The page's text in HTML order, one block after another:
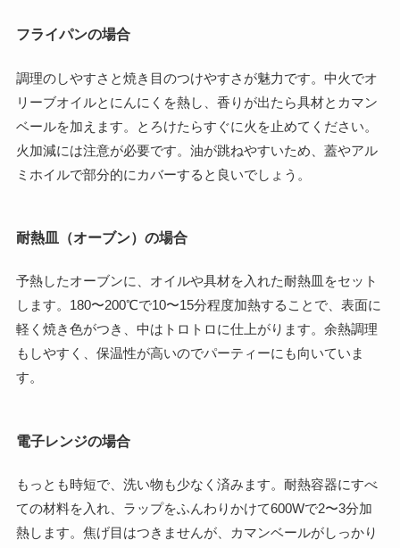
フライパンの場合
調理のしやすさと焼き目のつけやすさが魅力です。中火でオ
リーブオイルとにんにくを熱し、香りが出たら具材とカマン
ベールを加えます。とろけたらすぐに火を止めてください。
火加減には注意が必要です。油が跳ねやすいため、蓋やアル
ミホイルで部分的にカバーすると良いでしょう。
耐熱皿（オーブン）の場合
予熱したオーブンに、オイルや具材を入れた耐熱皿をセット
します。180〜200℃で10〜15分程度加熱することで、表面に
軽く焼き色がつき、中はトロトロに仕上がります。余熱調理
もしやすく、保温性が高いのでパーティーにも向いていま
す。
電子レンジの場合
もっとも時短で、洗い物も少なく済みます。耐熱容器にすべ
ての材料を入れ、ラップをふんわりかけて600Wで2〜3分加
熱します。焦げ目はつきませんが、カマンベールがしっかり